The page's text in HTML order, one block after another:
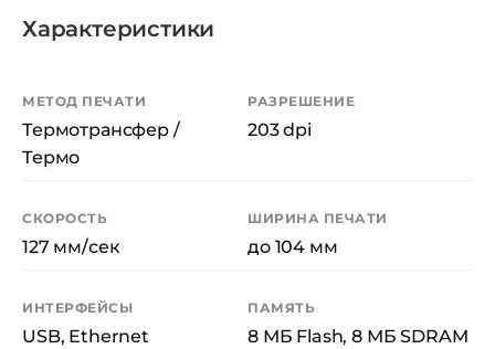
Характеристики
МЕТОД ПЕЧАТИ
Термотрансфер /
Термо
РАЗРЕШЕНИЕ
203 dpi
СКОРОСТЬ
127 мм/сек
ШИРИНА ПЕЧАТИ
до 104 мм
ИНТЕРФЕЙСЫ
USB, Ethernet
ПАМЯТЬ
8 МБ Flash, 8 МБ SDRAM